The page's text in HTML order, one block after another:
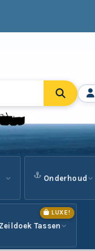
Onderhoud
Zeildoek Tassen
LUXE!